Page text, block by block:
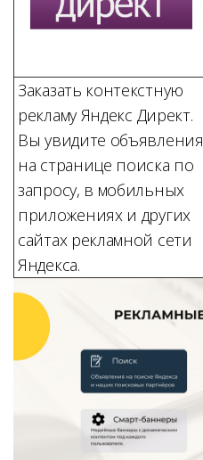
Заказать контекстную
рекламуЯндекс Директ.
Вы увидите объявления
на странице поиска по
запросу, в мобильных
приложениях и других
сайтах рекламной сети
Яндекса.